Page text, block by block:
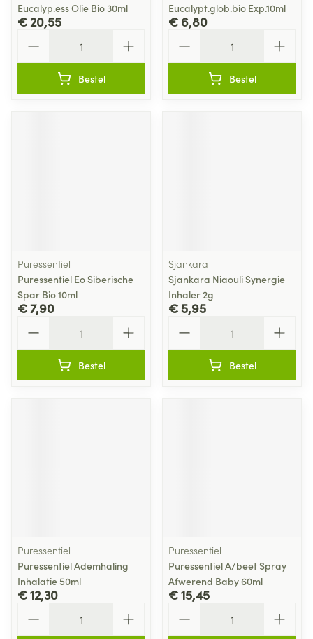
Eucalyp.ess Olie Bio 30ml
€ 20,55
Bestel
Eucalypt.glob.bio Exp.10ml
€ 6,80
Bestel
Puressentiel
Puressentiel Eo Siberische
Spar Bio 10ml
€ 7,90
Bestel
Sjankara
Sjankara Niaouli Synergie
Inhaler 2g
€ 5,95
Bestel
Puressentiel
Puressentiel Ademhaling
Inhalatie 50ml
€ 12,30
Puressentiel
Puressentiel A/beet Spray
Afwerend Baby 60ml
€ 15,45